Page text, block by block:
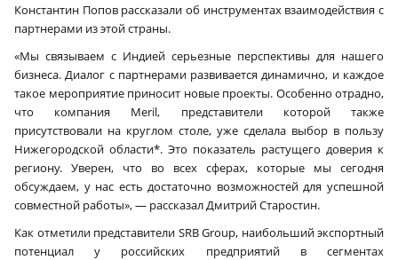
Константин Попов рассказали об инструментах взаимодействия с
партнерами из этой страны.
«Мы связываем с Индией серьезные перспективы для нашего
бизнеса. Диалог с партнерами развивается динамично, и каждое
такое мероприятие приносит новые проекты. Особенно отрадно,
что компания Meril, представители которой также
присутствовали на круглом столе, уже сделала выбор в пользу
Нижегородской области*. Это показатель растущего доверия к
региону. Уверен, что во всех сферах, которые мы сегодня
обсуждаем, у нас есть достаточно возможностей для успешной
совместной работы», — рассказал Дмитрий Старостин.
Как отметили представители SRB Group, наибольший экспортный
потенциал у российских предприятий в сегментах